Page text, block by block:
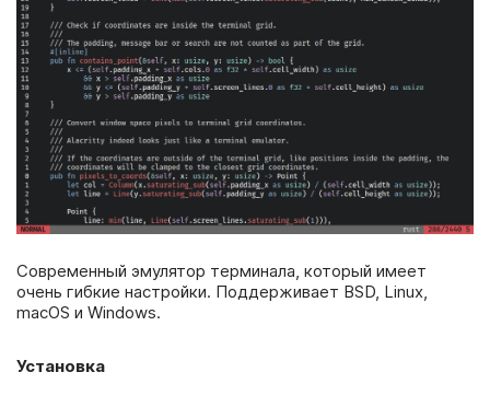
Современный эмулятор терминала, который имеет
очень гибкие настройки. Поддерживает BSD, Linux,
macOS и Windows.
Установка